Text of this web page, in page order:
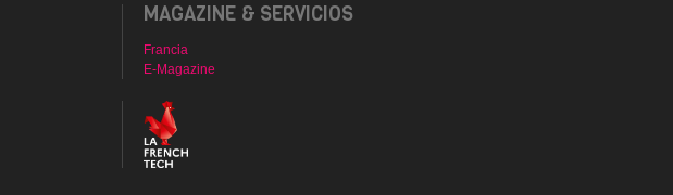
MAGAZINE & SERVICIOS
Francia
E-Magazine